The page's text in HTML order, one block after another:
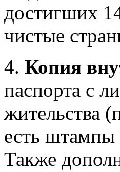
достигших
чистые
4. Копия
паспорта с
жительства
есть штампы
Также